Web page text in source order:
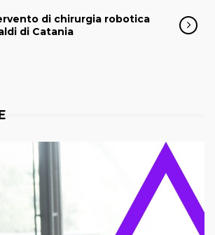
di chirurgia robotica
di Catania